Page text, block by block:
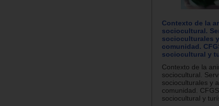
Contexto de la
sociocultural.
socioculturales
comunidad.
sociocultural y
Contexto de la
sociocultural.
socioculturales y
comunidad.
sociocultural y